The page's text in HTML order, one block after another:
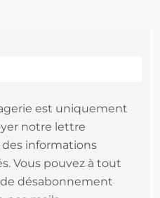
est uniquement
notre lettre
informations
Vous pouvez à tout
désabonnement